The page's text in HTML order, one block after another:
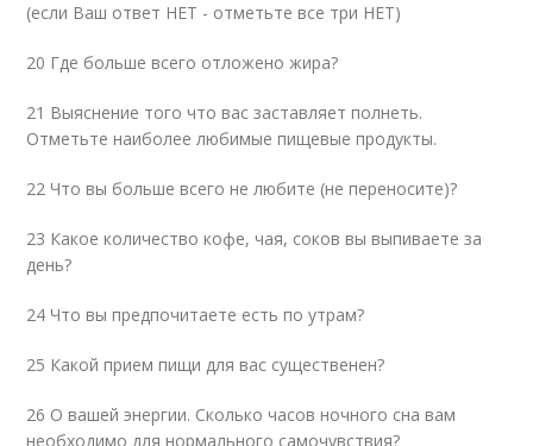
(если Ваш ответ НЕТ - отметьте все три НЕТ)
20 Где больше всего отложено жира?
21 Выяснение того что вас заставляет полнеть.
Отметьте наиболее любимые пищевые продукты.
22 Что вы больше всего не любите (не переносите)?
23 Какое количество кофе, чая, соков вы выпиваете за
день?
24 Что вы предпочитаете есть по утрам?
25 Какой прием пищи для вас существенен?
26 О вашей энергии. Сколько часов ночного сна вам
необходимо для нормального самочувствия?